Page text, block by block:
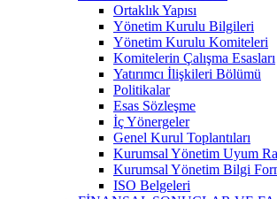
Ortaklık Yapısı
Yönetim Kurulu Bilgileri
Yönetim Kurulu Komiteleri
Komitelerin Çalışma Esasları
Yatırımcı İlişkileri Bölümü
Politikalar
Esas Sözleşme
İç Yönergeler
Genel Kurul Toplantıları
Kurumsal Yönetim Uyum
Kurumsal Yönetim Bilgi
ISO Belgeleri